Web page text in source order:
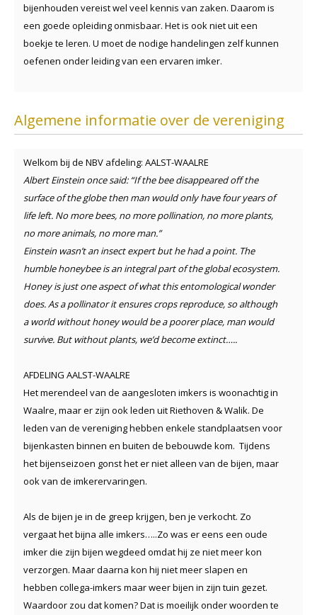
bijenhouden vereist wel veel kennis van zaken. Daarom is
een goede opleiding onmisbaar. Het is ook niet uit een
boekje te leren. U moet de nodige handelingen zelf kunnen
oefenen onder leiding van een ervaren imker.
Algemene informatie over de vereniging
Welkom bij de NBV afdeling: AALST-WAALRE
Albert Einstein once said: “If the bee disappeared off the
surface of the globe then man would only have four years of
life left. No more bees, no more pollination, no more plants,
no more animals, no more man.”
Einstein wasn’t an insect expert but he had a point. The
humble honeybee is an integral part of the global ecosystem.
Honey is just one aspect of what this entomological wonder
does. As a pollinator it ensures crops reproduce, so although
a world without honey would be a poorer place, man would
survive. But without plants, we’d become extinct…..
AFDELING AALST-WAALRE
Het merendeel van de aangesloten imkers is woonachtig in
Waalre, maar er zijn ook leden uit Riethoven & Walik. De
leden van de vereniging hebben enkele standplaatsen voor
bijenkasten binnen en buiten de bebouwde kom. Tijdens
het bijenseizoen gonst het er niet alleen van de bijen, maar
ook van de imkerervaringen.
Als de bijen je in de greep krijgen, ben je verkocht. Zo
vergaat het bijna alle imkers…..Zo was er eens een oude
imker die zijn bijen wegdeed omdat hij ze niet meer kon
verzorgen. Maar daarna kon hij niet meer slapen en
hebben collega-imkers maar weer bijen in zijn tuin gezet.
Waardoor zou dat komen? Dat is moeilijk onder woorden te